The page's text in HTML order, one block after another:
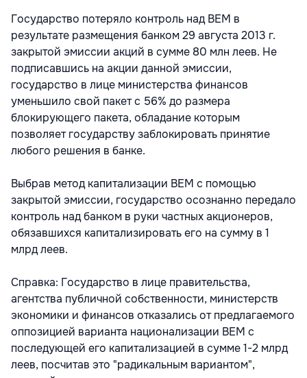
Государство потеряло контроль над ВЕМ в
результате размещения банком 29 августа 2013 г.
закрытой эмиссии акций в сумме 80 млн леев. Не
подписавшись на акции данной эмиссии,
государство в лице министерства финансов
уменьшило свой пакет с 56% до размера
блокирующего пакета, обладание которым
позволяет государству заблокировать принятие
любого решения в банке.
Выбрав метод капитализации ВЕМ с помощью
закрытой эмиссии, государство осознанно передало
контроль над банком в руки частных акционеров,
обязавшихся капитализировать его на сумму в 1
млрд леев.
Справка: Государство в лице правительства,
агентства публичной собственности, министерств
экономики и финансов отказались от предлагаемого
оппозицией варианта национализации ВЕМ с
последующей его капитализацией в сумме 1-2 млрд
леев, посчитав это "радикальным вариантом",